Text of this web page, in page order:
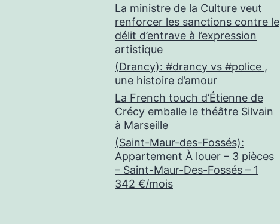
La ministre de la Culture veut
renforcer les sanctions contre le
délit d’entrave à l’expression
artistique
(Drancy): #drancy vs #police ,
une histoire d’amour
La French touch d’Étienne de
Crécy emballe le théâtre Silvain
à Marseille
(Saint-Maur-des-Fossés):
Appartement À louer – 3 pièces
– Saint-Maur-Des-Fossés – 1
342 €/mois